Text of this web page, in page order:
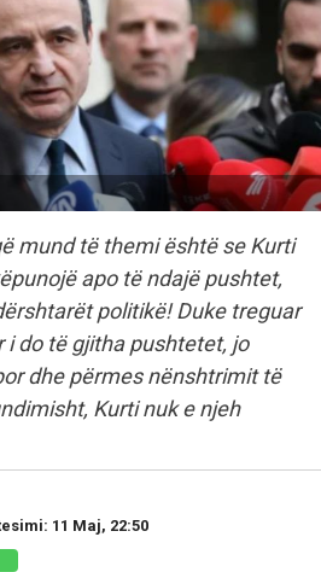
mund të themi është se Kurti
apo të ndajë pushtet,
politikë! Duke treguar
i do të gjitha pushtetet, jo
dhe përmes nënshtrimit të
Kurti nuk e njeh
11 Maj, 22:50